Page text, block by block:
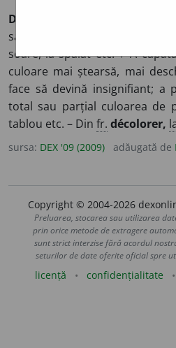
DECOLOR
sau a face să-și piardă
soare, la spălat etc. ♦ A
culoare mai ștearsă, mai
face să devină insignifiant; a
total sau parțial culoarea de
tablou etc. – Din fr. décolorer,
sursa: DEX '09 (2009) adăugată de
Copyright © 2004-2026
Preluarea, stocarea sau utilizarea
prin orice metode de extragere
sunt strict interzise fără acordul
seturilor de date oferite oficial spre
licență confidențialitate